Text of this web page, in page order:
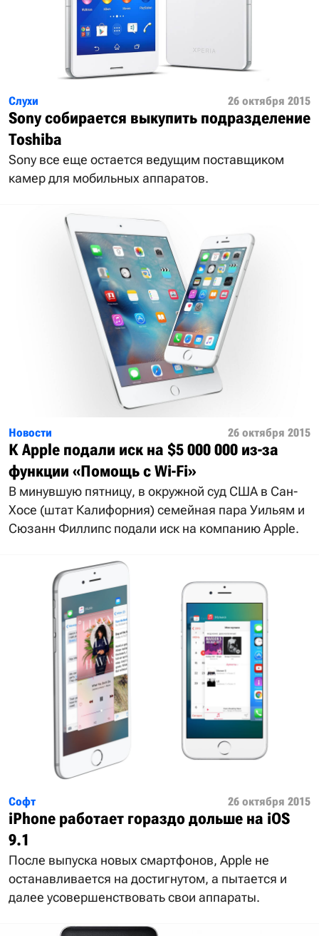
Слухи 26 октября 2015
Sony собирается выкупить подразделение
Toshiba
Sony все еще остается ведущим поставщиком
камер для мобильных аппаратов.
Новости 26 октября 2015
К Apple подали иск на $5 000 000 из-за
функции «Помощь с Wi-Fi»
В минувшую пятницу, в окружной суд США в Сан-
Хосе (штат Калифорния) семейная пара Уильям и
Сюзанн Филлипс подали иск на компанию Apple.
Софт 26 октября 2015
iPhone работает гораздо дольше на iOS
9.1
После выпуска новых смартфонов, Apple не
останавливается на достигнутом, а пытается и
далее усовершенствовать свои аппараты.